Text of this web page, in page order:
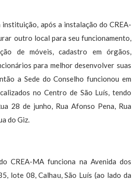
após a instalação do CREA-
outro local para seu funcionamento,
de móveis, cadastro em órgãos,
para melhor desenvolver suas
a Sede do Conselho funcionou em
no Centro de São Luís, tendo
28 de junho, Rua Afonso Pena, Rua
do Giz.
CREA-MA funciona na Avenida dos
lote 08, Calhau, São Luís (ao lado da